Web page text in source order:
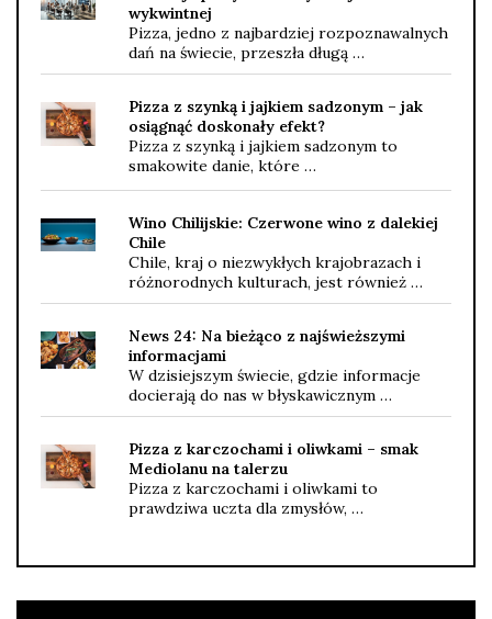
wykwintnej
Pizza, jedno z najbardziej rozpoznawalnych
dań na świecie, przeszła długą …
Pizza z szynką i jajkiem sadzonym – jak
osiągnąć doskonały efekt?
Pizza z szynką i jajkiem sadzonym to
smakowite danie, które …
Wino Chilijskie: Czerwone wino z dalekiej
Chile
Chile, kraj o niezwykłych krajobrazach i
różnorodnych kulturach, jest również …
News 24: Na bieżąco z najświeższymi
informacjami
W dzisiejszym świecie, gdzie informacje
docierają do nas w błyskawicznym …
Pizza z karczochami i oliwkami – smak
Mediolanu na talerzu
Pizza z karczochami i oliwkami to
prawdziwa uczta dla zmysłów, …